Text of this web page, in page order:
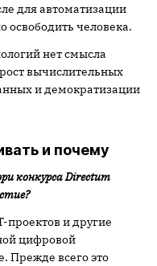
для автоматизации
освободить человека.
нет смысла
вычислительных
и демократизации
и почему
конкурсаDirectum
и другие
цифровой
Прежде всего это